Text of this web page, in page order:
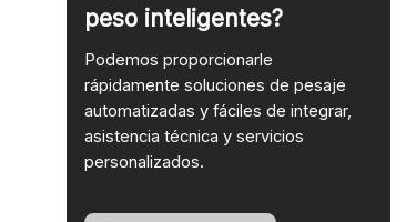
peso inteligentes?
Podemos proporcionarle
rápidamente soluciones de pesaje
automatizadas y fáciles de integrar,
asistencia técnica y servicios
personalizados.